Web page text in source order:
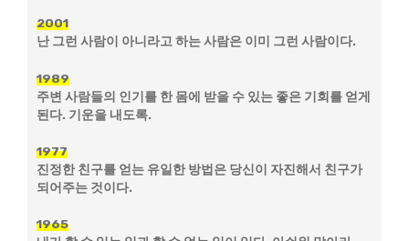
2001
난 그런 사람이 아니라고 하는 사람은 이미 그런 사람이다.
1989
주변 사람들의 인기를 한 몸에 받을 수 있는 좋은 기회를 얻게
된다. 기운을 내도록.
1977
진정한 친구를 얻는 유일한 방법은 당신이 자진해서 친구가
되어주는 것이다.
1965